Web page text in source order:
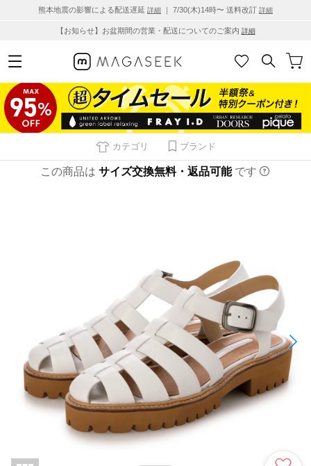
熊本地震の影響による配送遅延 詳細 ｜ 7/30(木)14時〜 送料改訂 詳細
【お知らせ】お盆期間の営業・配送についてのご案内 詳細
カテゴリ ブランド
この商品は サイズ交換無料・返品可能 です